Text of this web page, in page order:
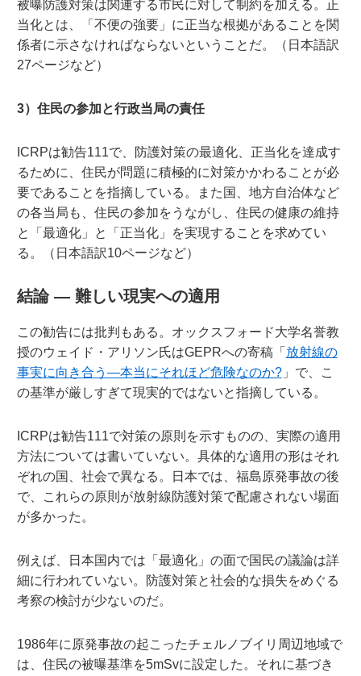
被曝防護対策は関連する市民に対して制約を加える。正
当化とは、「不便の強要」に正当な根拠があることを関
係者に示さなければならないということだ。（日本語訳
27ページなど）
3）住民の参加と行政当局の責任
ICRPは勧告111で、防護対策の最適化、正当化を達成す
るために、住民が問題に積極的に対策かかわることが必
要であることを指摘している。また国、地方自治体など
の各当局も、住民の参加をうながし、住民の健康の維持
と「最適化」と「正当化」を実現することを求めてい
る。（日本語訳10ページなど）
結論 — 難しい現実への適用
この勧告には批判もある。オックスフォード大学名誉教
授のウェイド・アリソン氏はGEPRへの寄稿「 放射線の
事実に向き合う―本当にそれほど危険なのか?」で、こ
の基準が厳しすぎて現実的ではないと指摘している。
ICRPは勧告111で対策の原則を示すものの、実際の適用
方法については書いていない。具体的な適用の形はそれ
ぞれの国、社会で異なる。日本では、福島原発事故の後
で、これらの原則が放射線防護対策で配慮されない場面
が多かった。
例えば、日本国内では「最適化」の面で国民の議論は詳
細に行われていない。防護対策と社会的な損失をめぐる
考察の検討が少ないのだ。
1986年に原発事故の起こったチェルノブイリ周辺地域で
は、住民の被曝基準を5mSvに設定した。それに基づき